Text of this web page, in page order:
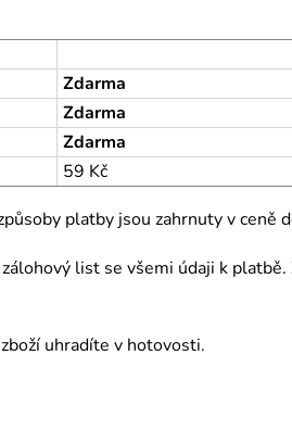
Zdarma
Zdarma
Zdarma
59 Kč
platby jsou zahrnuty v ceně
list se všemi údaji k
uhradíte v hotovosti.